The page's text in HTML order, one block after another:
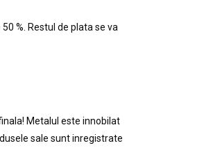
%. Restul de plata se va
Metalul este innobilat
sale sunt inregistrate